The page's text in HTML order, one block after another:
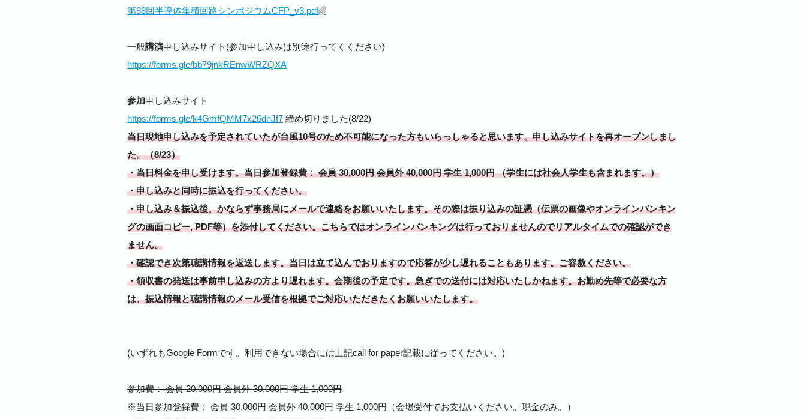
第88回半導体集積回路シンポジウムCFP_v3.pdf
一般講演申し込みサイト(参加申し込みは別途行ってくください)
https://forms.gle/bb79jnkREnwWRZQXA
参加申し込みサイト
https://forms.gle/k4GmfQMM7x26dnJf7 締め切りました(8/22)
当日現地申し込みを予定されていたが台風10号のため不可能になった方もいらっしゃると思います。申し込みサイトを再オープンしまし
た。（8/23）
・当日料金を申し受けます。当日参加登録費： 会員 30,000円 会員外 40,000円 学生 1,000円 （学生には社会人学生も含まれます。）
・申し込みと同時に振込を行ってください。
・申し込み＆振込後、かならず事務局にメールで連絡をお願いいたします。その際は振り込みの証憑（伝票の画像やオンラインバンキン
グの画面コピー, PDF等）を添付してください。こちらではオンラインバンキングは行っておりませんのでリアルタイムでの確認ができ
ません。
・確認でき次第聴講情報を返送します。当日は立て込んでおりますので応答が少し遅れることもあります。ご容赦ください。
・領収書の発送は事前申し込みの方より遅れます。会期後の予定です。急ぎでの送付には対応いたしかねます。お勤め先等で必要な方
は、振込情報と聴講情報のメール受信を根拠でご対応いただきたくお願いいたします。
(いずれもGoogle Formです。利用できない場合には上記call for paper記載に従ってください。)
参加費： 会員 20,000円 会員外 30,000円 学生 1,000円
※当日参加登録費： 会員 30,000円 会員外 40,000円 学生 1,000円（会場受付でお支払いください。現金のみ。）